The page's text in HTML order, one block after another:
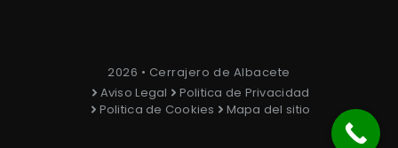
2026 • Cerrajero de Albacete
Aviso Legal
Politica de Privacidad
Politica de Cookies
Mapa del sitio